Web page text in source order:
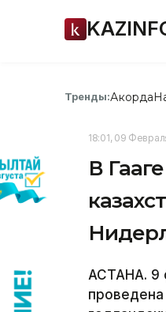
Тренды:Акорда
18:01, 09
В
АСТАНА. 9